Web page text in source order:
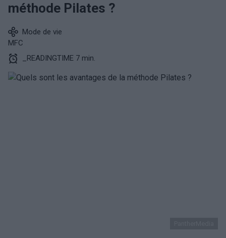
méthode Pilates ?
Mode de vie
MFC
_READINGTIME 7 min.